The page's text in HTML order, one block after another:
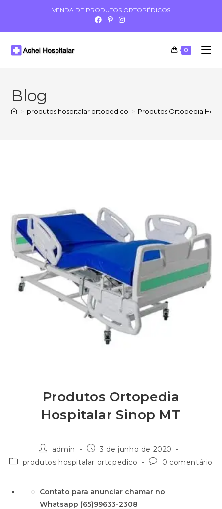
VENDA DE PRODUTOS ORTOPÉDICOS
0
Blog
> produtos hospitalar ortopedico > Produtos Ortopedia
Produtos Ortopedia
Hospitalar Sinop MT
admin
3 de junho de 2020
produtos hospitalar ortopedico
0 comentário
Contato para anunciar chamar no
Whatsapp (65)99633-2308